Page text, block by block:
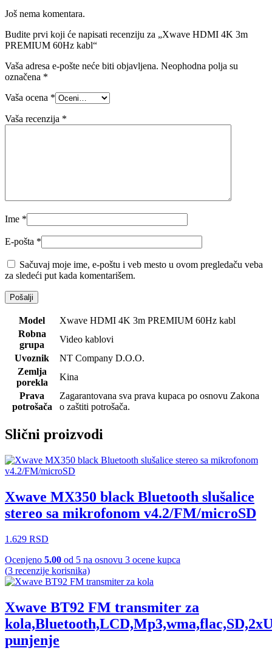
Još nema komentara.
Budite prvi koji će napisati recenziju za „Xwave HDMI 4K 3m
PREMIUM 60Hz kabl“
Vaša adresa e-pošte neće biti objavljena. Neophodna polja su
označena *
Vaša ocena *
Vaša recenzija *
Ime *
E-pošta *
Sačuvaj moje ime, e-poštu i veb mesto u ovom pregledaču veba
za sledeći put kada komentarišem.
Model
Xwave HDMI 4K 3m PREMIUM 60Hz kabl
Robna
grupa
Video kablovi
Uvoznik
NT Company D.O.O.
Zemlja
porekla
Kina
Prava
potrošača
Zagarantovana sva prava kupaca po osnovu Zakona
o zaštiti potrošača.
Slični proizvodi
Xwave MX350 black Bluetooth slušalice
stereo sa mikrofonom v4.2/FM/microSD
1.629 RSD
Ocenjeno 5.00 od 5 na osnovu 3 ocene kupca
(3 recenzije korisnika)
Xwave BT92 FM transmiter za
punjenje